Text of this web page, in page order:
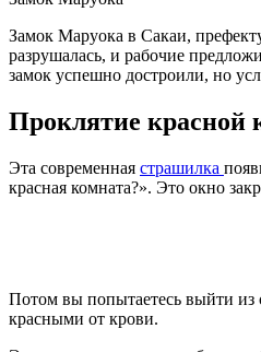
Замок Маруока в Сакаи,
разрушалась, и рабочие
замок успешно достроили, но
Проклятие красной
Эта современная страшилка
красная комната?». Это окно
Потом вы попытаетесь выйти из
красными от крови.